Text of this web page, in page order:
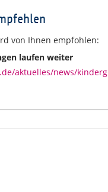
von Ihnen empfohlen:
laufen weiter
aktuelles/news/